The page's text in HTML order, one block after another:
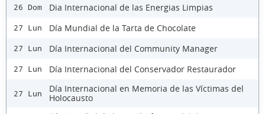
26 Dom Dia Internacional de las Energias Limpias
27 Lun Día Mundial de la Tarta de Chocolate
27 Lun Día Internacional del Community Manager
27 Lun Día Internacional del Conservador Restaurador
27 Lun
Día Internacional en Memoria de las Víctimas del
Holocausto